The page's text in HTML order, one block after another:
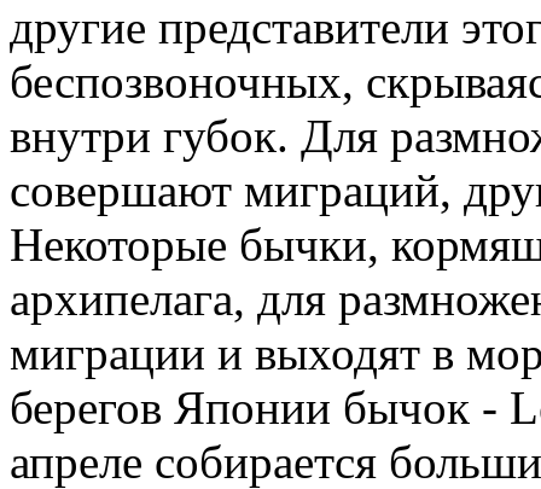
другие представители
беспозвоночных,
внутри губок. Для
совершают миграций,
Некоторые бычки,
архипелага, для
миграции и выходят в
берегов Японии бычок -
апреле собирается